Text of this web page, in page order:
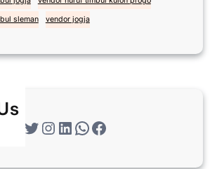
sleman vendor jogja
Twitter Instagram LinkedIn WhatsApp Facebook